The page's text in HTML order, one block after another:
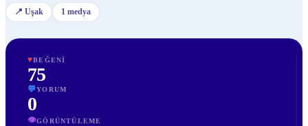
📍 Uşak 1 medya
♥BEĞENI
75
💬YORUM
0
👁GÖRÜNTÜLEME